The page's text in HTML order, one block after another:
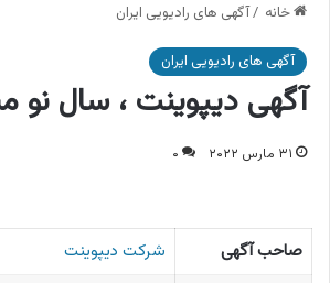
خانه /آگهی های رادیویی ایران
آگهی های رادیویی ایران
آگهی دیپوینت ، سال نو
۳۱ مارس ۲۰۲۲ ۰
صاحب آگهی
شرکت دیپوینت